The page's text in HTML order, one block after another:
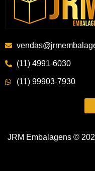
(11) 4991-6030
(11) 99903-7930
JRM Embalagens ©